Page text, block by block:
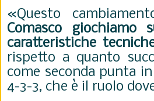
«Questo
Comasco
caratteristiche
rispetto a quanto
come seconda punta
4-3-3, che è il ruolo